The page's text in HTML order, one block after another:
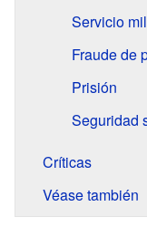
Servicio
Fraude de
Prisión
Seguridad
Críticas
Véase también